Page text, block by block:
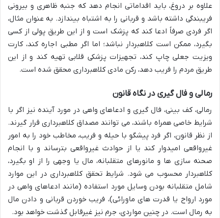
علاوه بر دروغ، باید اقداماتی انجام دهد که جنبه ظاهری و بیرونی
فریبندگی داشته باشد و قربانی را به اشتباه بیندازد. به عنوان مثال،
اگر فردی صرفاً ادعا کند که پزشک است و از این طریق پولی از کسی
بگیرد، ممکن است کلاهبردار نباشد؛ اما اگر مطبی اجاره کند، کارت
ویزیت جعلی چاپ کند، تجهیزات پزشکی قلابی تهیه کند و از این
طریق مردم را فریب دهد، رکن مادی کلاهبرداری محقق شده است.
رمالی و فال گیری در نگاه قانون
رمالی، کف بینی، فال گیری و ادعاهای واهی در مورد آینده نیز اگر با
شرایط خاصی همراه باشند، می توانند مصداق کلاهبرداری قرار گیرند.
از نظر قانون، اگر فرد پیشگو با حیله و فریب، مخاطب خود را به امور
غیرواقعی امیدوار کند یا از حوادث غیرواقعی بترساند و با انجام
صحنه سازی ها و مانورهای متقلبانه، مال یا وجهی را از او بگیرد،
کلاهبردار محسوب می شود. شرایط تحقق کلاهبرداری در این موارد
شامل متقلبانه بودن وسایل مورد استفاده (مانند ادعاهای واهی در
مورد ارواح یا قدرت های ماورائی)، فریب خوردن قربانی و دادن مال
به رمال است. در چنین مواردی، جرم نیز غیرقابل گذشت خواهد بود.